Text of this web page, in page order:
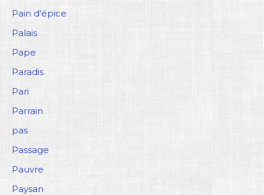
Pain d'épice
Palais
Pape
Paradis
Pari
Parrain
pas
Passage
Pauvre
Paysan